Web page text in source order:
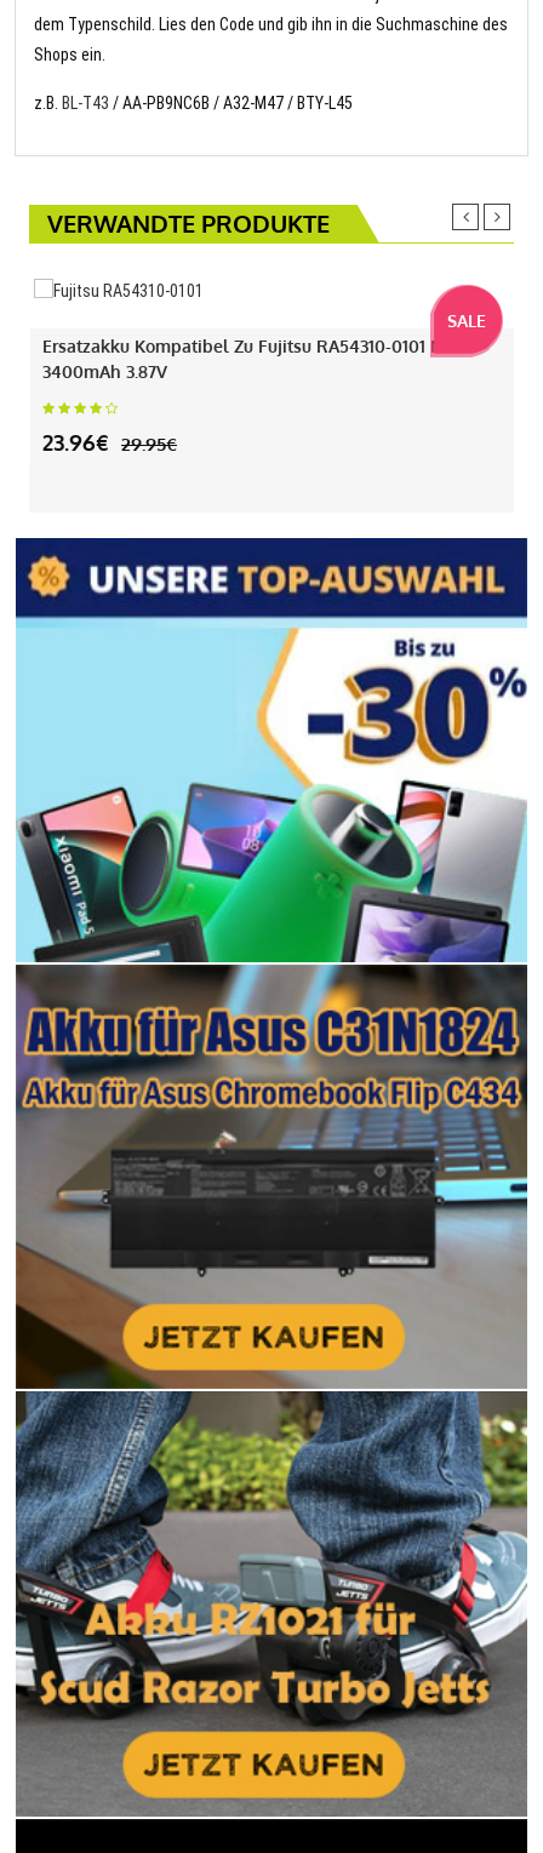
dem Typenschild. Lies den Code und gib ihn in die Suchmaschine des
Shops ein.
z.B. BL-T43 / AA-PB9NC6B / A32-M47 / BTY-L45
VERWANDTE PRODUKTE
SALE
Ersatzakku Kompatibel Zu Fujitsu RA54310-0101 Mit
3400mAh 3.87V
23.96€ 29.95€